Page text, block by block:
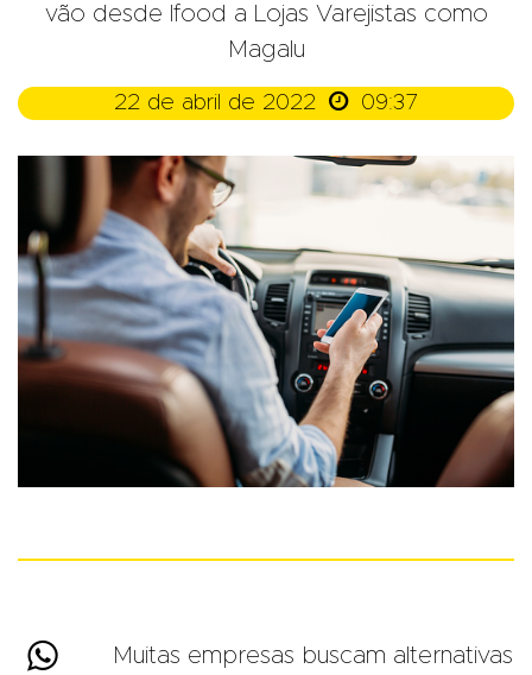
vão desde Ifood a Lojas Varejistas como
Magalu
22 de abril de 2022  09:37

Muitas empresas buscam alternativas